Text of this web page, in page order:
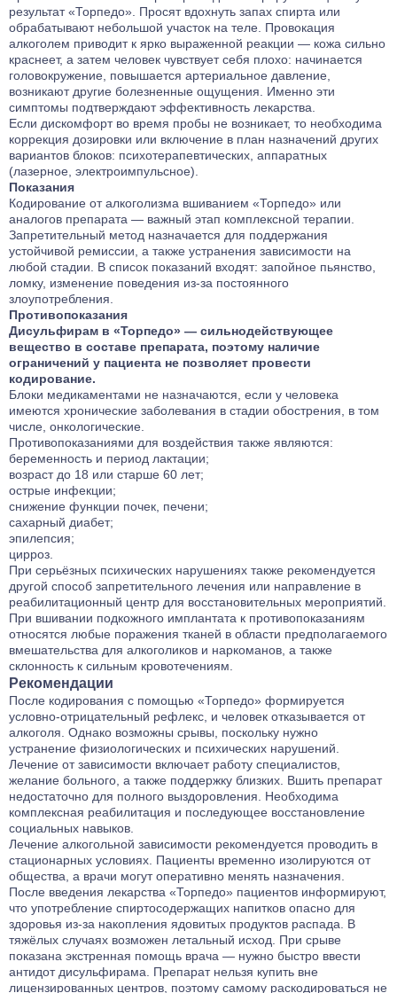
результат «Торпедо». Просят вдохнуть запах спирта или
обрабатывают небольшой участок на теле. Провокация
алкоголем приводит к ярко выраженной реакции — кожа сильно
краснеет, а затем человек чувствует себя плохо: начинается
головокружение, повышается артериальное давление,
возникают другие болезненные ощущения. Именно эти
симптомы подтверждают эффективность лекарства.
Если дискомфорт во время пробы не возникает, то необходима
коррекция дозировки или включение в план назначений других
вариантов блоков: психотерапевтических, аппаратных
(лазерное, электроимпульсное).
Показания
Кодирование от алкоголизма вшиванием «Торпедо» или
аналогов препарата — важный этап комплексной терапии.
Запретительный метод назначается для поддержания
устойчивой ремиссии, а также устранения зависимости на
любой стадии. В список показаний входят: запойное пьянство,
ломку, изменение поведения из-за постоянного
злоупотребления.
Противопоказания
Дисульфирам в «Торпедо» — сильнодействующее
вещество в составе препарата, поэтому наличие
ограничений у пациента не позволяет провести
кодирование.
Блоки медикаментами не назначаются, если у человека
имеются хронические заболевания в стадии обострения, в том
числе, онкологические.
Противопоказаниями для воздействия также являются:
беременность и период лактации;
возраст до 18 или старше 60 лет;
острые инфекции;
снижение функции почек, печени;
сахарный диабет;
эпилепсия;
цирроз.
При серьёзных психических нарушениях также рекомендуется
другой способ запретительного лечения или направление в
реабилитационный центр для восстановительных мероприятий.
При вшивании подкожного имплантата к противопоказаниям
относятся любые поражения тканей в области предполагаемого
вмешательства для алкоголиков и наркоманов, а также
склонность к сильным кровотечениям.
Рекомендации
После кодирования с помощью «Торпедо» формируется
условно-отрицательный рефлекс, и человек отказывается от
алкоголя. Однако возможны срывы, поскольку нужно
устранение физиологических и психических нарушений.
Лечение от зависимости включает работу специалистов,
желание больного, а также поддержку близких. Вшить препарат
недостаточно для полного выздоровления. Необходима
комплексная реабилитация и последующее восстановление
социальных навыков.
Лечение алкогольной зависимости рекомендуется проводить в
стационарных условиях. Пациенты временно изолируются от
общества, а врачи могут оперативно менять назначения.
После введения лекарства «Торпедо» пациентов информируют,
что употребление спиртосодержащих напитков опасно для
здоровья из-за накопления ядовитых продуктов распада. В
тяжёлых случаях возможен летальный исход. При срыве
показана экстренная помощь врача — нужно быстро ввести
антидот дисульфирама. Препарат нельзя купить вне
лицензированных центров, поэтому самому раскодироваться не